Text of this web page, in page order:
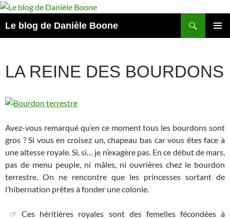
Aller
contenu
Le blog de Danièle Boone
LA REINE DES BOURDONS
Avez-vous remarqué qu’en ce moment tous les bourdons sont
gros ? Si vous en croisez un, chapeau bas car vous êtes face à
une altesse royale. Si, si… je n’exagère pas. En ce début de mars,
pas de menu peuple, ni mâles, ni ouvrières chez le bourdon
terrestre. On ne rencontre que les princesses sortant de
l’hibernation prêtes à fonder une colonie.
☞ Ces héritières royales sont des femelles fécondées à